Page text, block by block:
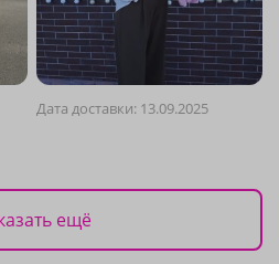
Дата доставки: 13.09.2025
ещё